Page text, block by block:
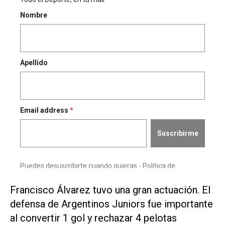
Francisco Álvarez tuvo una gran actuación. El
defensa de Argentinos Juniors fue importante
al convertir 1 gol y rechazar 4 pelotas